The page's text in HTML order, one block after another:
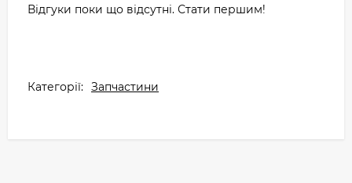
Відгуки поки що відсутні. Стати першим!
Категорії: Запчастини